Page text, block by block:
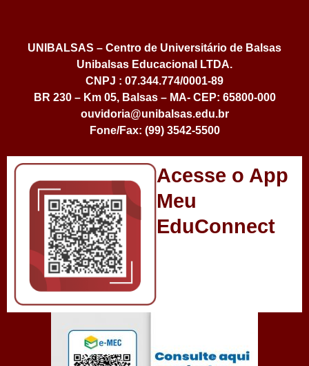
UNIBALSAS – Centro de Universitário de Balsas
Unibalsas Educacional LTDA.
CNPJ : 07.344.774/0001-89
BR 230 – Km 05, Balsas – MA- CEP: 65800-000
ouvidoria@unibalsas.edu.br
Fone/Fax: (99) 3542-5500
Acesse o App
Meu
EduConnect